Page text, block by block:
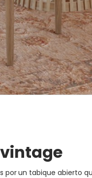
un tabique abierto